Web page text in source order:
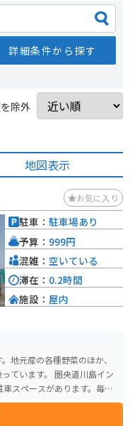
詳細条件から探す
除外
地図表示
お気に入り
地元産の各種野菜のほか、
ています。 圏央道川島イン
スペースがあります。毎週
ありますので、HPで確認す
駐車： 駐車場あり
予算： 999円
混雑： 空いている
滞在： 0.2時間
施設： 屋内